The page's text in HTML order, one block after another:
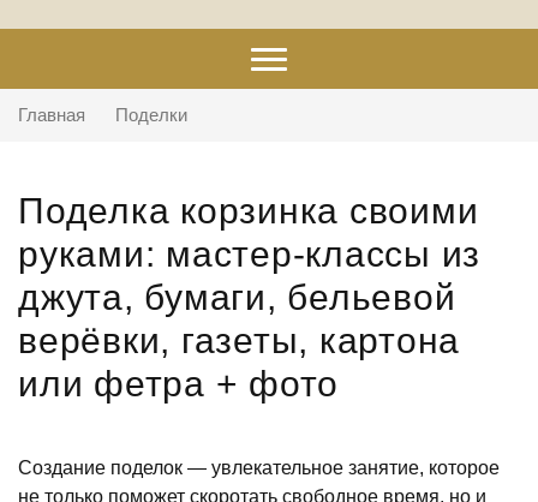
Главная Поделки
Поделка корзинка своими
руками: мастер-классы из
джута, бумаги, бельевой
верёвки, газеты, картона
или фетра + фото
Создание поделок — увлекательное занятие, которое
не только поможет скоротать свободное время, но и